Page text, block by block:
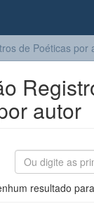
de Poéticas por
autor
resultado